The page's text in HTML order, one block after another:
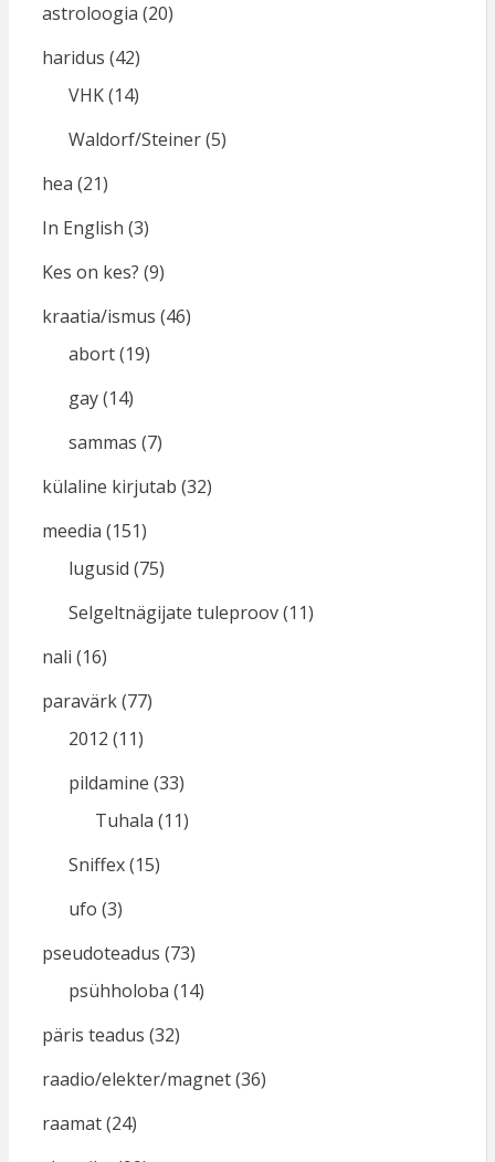
astroloogia (20)
haridus (42)
VHK(14)
Waldorf/Steiner(5)
hea (21)
In English (3)
Kes on kes? (9)
kraatia/ismus (46)
abort(19)
gay(14)
sammas (7)
külaline kirjutab (32)
meedia (151)
lugusid (75)
Selgeltnägijate tuleproov(11)
nali (16)
paravärk(77)
2012 (11)
pildamine (33)
Tuhala (11)
Sniffex(15)
ufo (3)
pseudoteadus (73)
psühholoba (14)
päris teadus (32)
raadio/elekter/magnet(36)
raamat(24)